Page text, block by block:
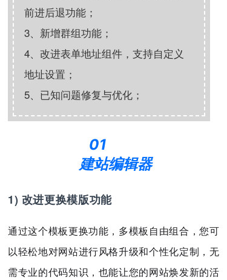
前进后退功能；
3、新增群组功能；
4、改进表单地址组件，支持自定义
地址设置；
5、已知问题修复与优化；
01
建站编辑器
1) 改进更换模版功能
通过这个模板更换功能，多模板自由组合，您可
以轻松地对网站进行风格升级和个性化定制，无
需专业的代码知识，也能让您的网站焕发新的活